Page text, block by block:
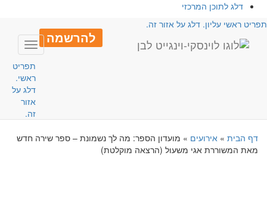
דלג לתוכן המרכזי
ראשי עליון. דלג על אזור זה.
להרשמה
Toggle
תפריט
ראשי.
דלג על
אזור
זה.
דף הבית» אירועים» מועדון הספר: מה לך נשמונת – ספר שירה חדש
מאת המשוררת אגי משעול (הרצאה מוקלטת)